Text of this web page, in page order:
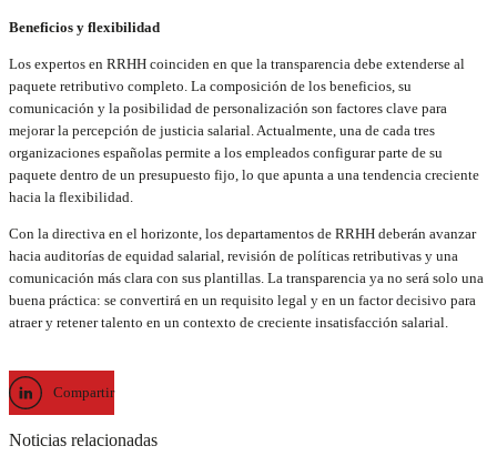
Beneficios y flexibilidad
Los expertos en RRHH coinciden en que la transparencia debe extenderse al
paquete retributivo completo. La composición de los beneficios, su
comunicación y la posibilidad de personalización son factores clave para
mejorar la percepción de justicia salarial. Actualmente, una de cada tres
organizaciones españolas permite a los empleados configurar parte de su
paquete dentro de un presupuesto fijo, lo que apunta a una tendencia creciente
hacia la flexibilidad.
Con la directiva en el horizonte, los departamentos de RRHH deberán avanzar
hacia auditorías de equidad salarial, revisión de políticas retributivas y una
comunicación más clara con sus plantillas. La transparencia ya no será solo una
buena práctica: se convertirá en un requisito legal y en un factor decisivo para
atraer y retener talento en un contexto de creciente insatisfacción salarial.
Compartir
Noticias relacionadas